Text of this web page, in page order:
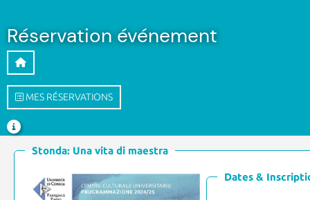
Réservation événement
MES RÉSERVATIONS
Stonda: Una vita di maestra
Dates &